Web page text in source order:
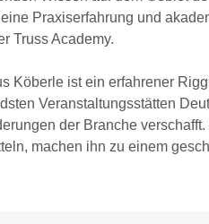
Praxiserfahrung und
Truss Academy.
Köberle ist ein erfahrener
Veranstaltungsstätten
der Branche
machen ihn zu einem